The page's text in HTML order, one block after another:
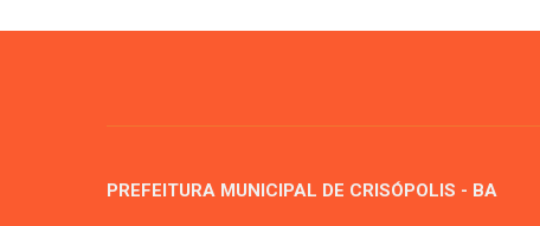
PREFEITURA MUNICIPAL DE CRISÓPOLIS - BA